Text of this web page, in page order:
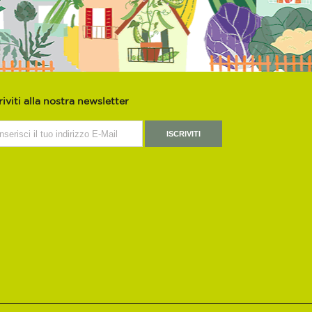
alla nostra newsletter